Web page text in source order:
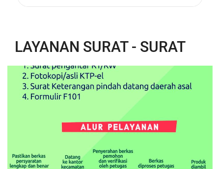
LAYANAN SURAT - SURAT